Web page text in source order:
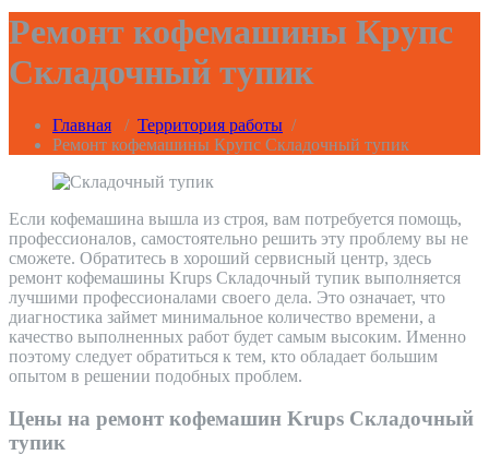
Ремонт кофемашины Крупс
Складочный тупик
Главная / Территория работы /
Ремонт кофемашины Крупс Складочный тупик
Если кофемашина вышла из строя, вам потребуется помощь,
профессионалов, самостоятельно решить эту проблему вы не
сможете. Обратитесь в хороший сервисный центр, здесь
ремонт кофемашины Krups Складочный тупик выполняется
лучшими профессионалами своего дела. Это означает, что
диагностика займет минимальное количество времени, а
качество выполненных работ будет самым высоким. Именно
поэтому следует обратиться к тем, кто обладает большим
опытом в решении подобных проблем.
Цены на ремонт кофемашин Krups Складочный
тупик